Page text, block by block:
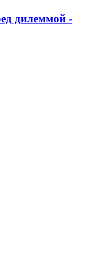
дилеммой -